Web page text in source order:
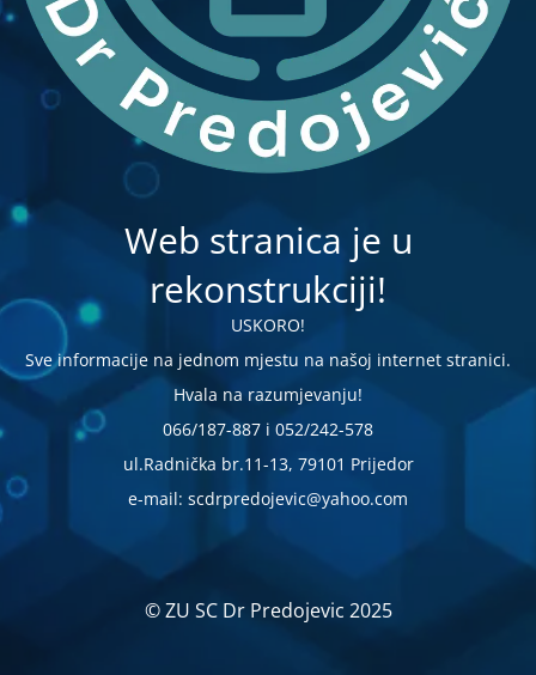
Web stranica je u
rekonstrukciji!
USKORO!
Sve informacije na jednom mjestu na našoj internet stranici.
Hvala na razumjevanju!
066/187-887 i 052/242-578
ul.Radnička br.11-13, 79101 Prijedor
e-mail: scdrpredojevic@yahoo.com
© ZU SC Dr Predojevic 2025